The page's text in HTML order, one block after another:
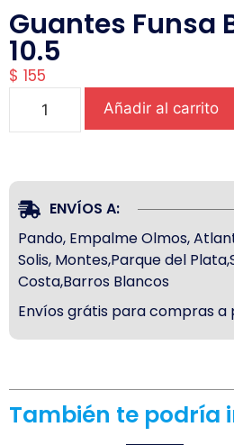
Guantes Funsa
10.5
$ 155
Añadir al carrito
ENVÍOS A:
Pando, Empalme Olmos,
Solis, Montes,Parque del
Costa,Barros Blancos
Envíos grátis para compras a
También te podría